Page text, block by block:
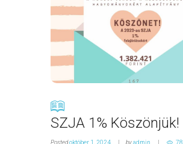
SZJA 1% Köszönjük!